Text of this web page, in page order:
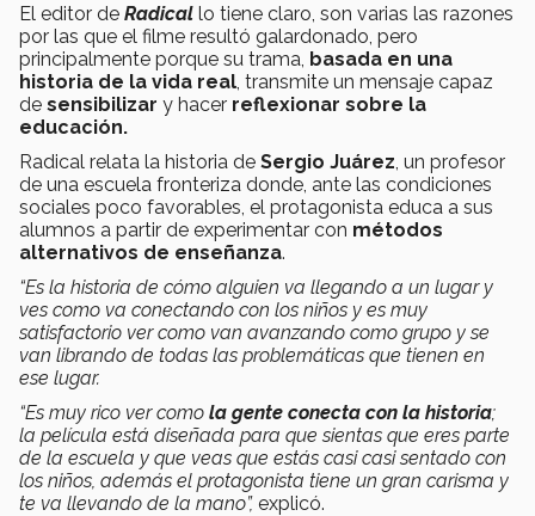
El editor de Radical lo tiene claro, son varias las razones
por las que el filme resultó galardonado, pero
principalmente porque su trama, basada en una
historia de la vida real , transmite un mensaje capaz
de sensibilizar y hacer reflexionar sobre la
educación.
Radical relata la historia de Sergio Juárez , un profesor
de una escuela fronteriza donde, ante las condiciones
sociales poco favorables, el protagonista educa a sus
alumnos a partir de experimentar con métodos
alternativos de enseñanza.
“Es la historia de cómo alguien va llegando a un lugar y
ves como va conectando con los niños y es muy
satisfactorio ver como van avanzando como grupo y se
van librando de todas las problemáticas que tienen en
ese lugar.
“Es muy rico ver como la gente conecta con la historia;
la película está diseñada para que sientas que eres parte
de la escuela y que veas que estás casi casi sentado con
los niños, además el protagonista tiene un gran carisma y
te va llevando de la mano”, explicó.